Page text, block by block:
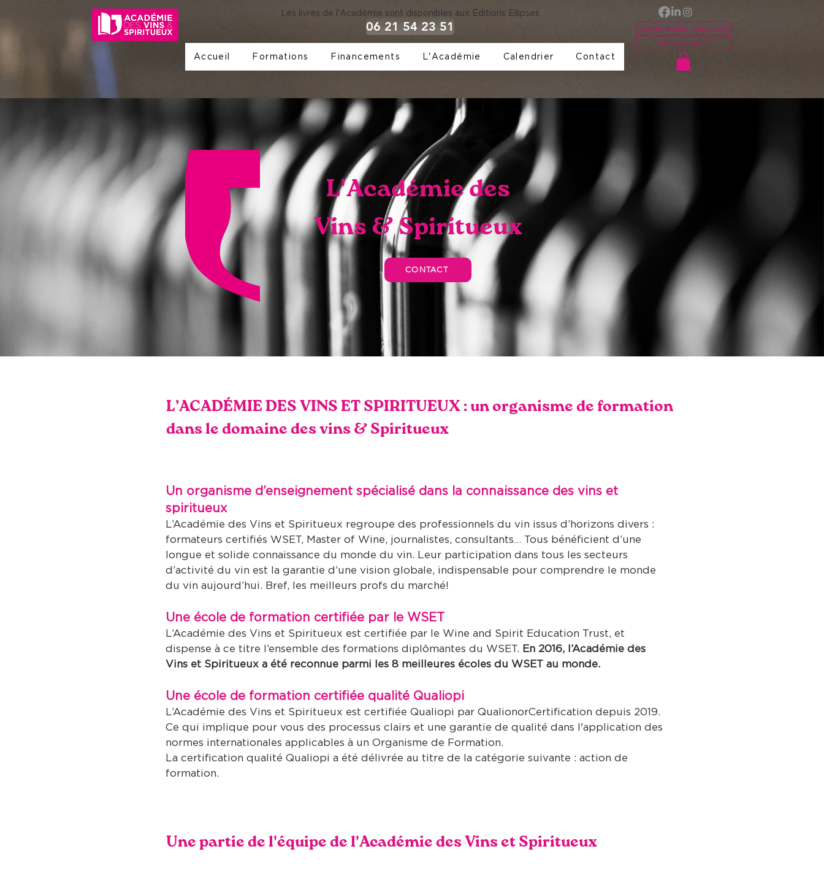
Les livres de l'Académie sont disponibles aux Éditions Ellipses
06 21 54 23 51
Accueil Formations Financements L'Académie Calendrier Contact
Commandez votre livre
Ecrivez-nous !
L'Académie des
Vins & Spiritueux
CONTACT
L’ACADÉMIE DES VINS ET SPIRITUEUX : un organisme de formation
dans le domaine des vins & Spiritueux
Un organisme d’enseignement spécialisé dans la connaissance des vins et
spiritueux
L’Académie des Vins et Spiritueux regroupe des professionnels du vin issus d’horizons divers :
formateurs certifiés WSET, Master of Wine, journalistes, consultants… Tous bénéficient d’une
longue et solide connaissance du monde du vin. Leur participation dans tous les secteurs
d’activité du vin est la garantie d’une vision globale, indispensable pour comprendre le monde
du vin aujourd’hui. Bref, les meilleurs profs du marché!
Une école de formation certifiée par le WSET
L’Académie des Vins et Spiritueux est certifiée par le Wine and Spirit Education Trust, et
dispense à ce titre l’ensemble des formations diplômantes du WSET. En 2016, l’Académie des
Vins et Spiritueux a été reconnue parmi les 8 meilleures écoles du WSET au monde.
Une école de formation certifiée qualité Qualiopi
L’Académie des Vins et Spiritueux est certifiée Qualiopi par QualionorCertification depuis 2019.
Ce qui implique pour vous des processus clairs et une garantie de qualité dans l'application des
normes internationales applicables à un Organisme de Formation.
La certification qualité Qualiopi a été délivrée au titre de la catégorie suivante : action de
formation.
Une partie de l'équipe de l'Académie des Vins et Spiritueux